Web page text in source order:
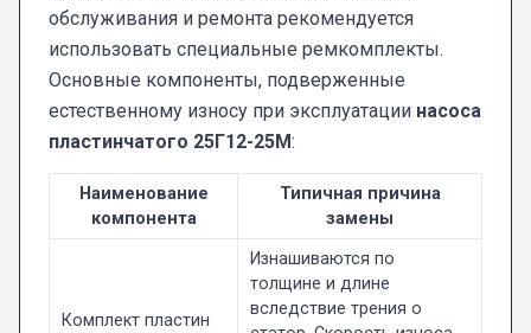
обслуживания и ремонта рекомендуется
использовать специальные ремкомплекты.
Основные компоненты, подверженные
естественному износу при эксплуатации насоса
пластинчатого 25Г12-25М:
Наименование
компонента
Типичная причина
замены
Комплект пластин
Изнашиваются по
толщине и длине
вследствие трения о